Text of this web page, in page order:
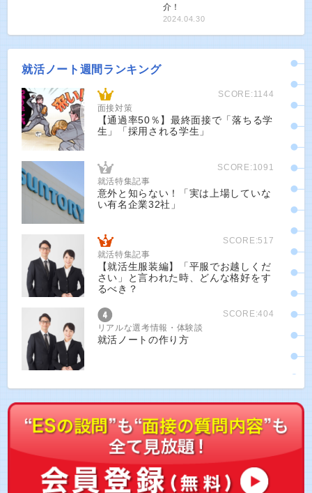
介！
2024.04.30
就活ノート週間ランキング
SCORE:1144
面接対策
【通過率50％】最終面接で「落ちる学
生」「採用される学生」
SCORE:1091
就活特集記事
意外と知らない！「実は上場していな
い有名企業32社」
SCORE:517
就活特集記事
【就活生服装編】「平服でお越しくだ
さい」と言われた時、どんな格好をす
るべき？
SCORE:404
リアルな選考情報・体験談
就活ノートの作り方